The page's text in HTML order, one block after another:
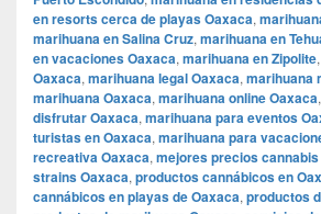
en resorts cerca de playas Oaxaca,
marihuana en Salina Cruz, marihuana en
en vacaciones Oaxaca, marihuana en Zipolite,
Oaxaca, marihuana legal Oaxaca, marihuana
marihuana Oaxaca, marihuana online Oaxaca,
disfrutar Oaxaca, marihuana para eventos
turistas en Oaxaca, marihuana para
recreativa Oaxaca, mejores precios
strains Oaxaca, productos cannábicos en
cannábicos en playas de Oaxaca, productos